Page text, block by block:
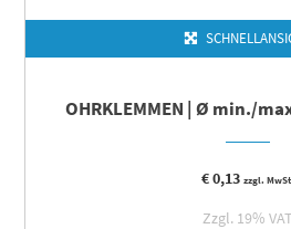
OHRKLEMMEN | Ø min./
€0,13 zzgl.
Zzgl. 19% VAT